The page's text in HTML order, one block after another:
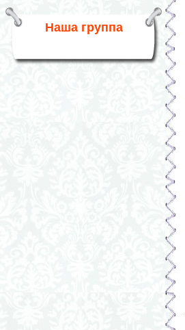
Наша группа